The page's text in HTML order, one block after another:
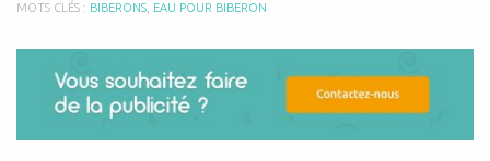
MOTS CLÉS : BIBERONS, EAU POUR BIBERON